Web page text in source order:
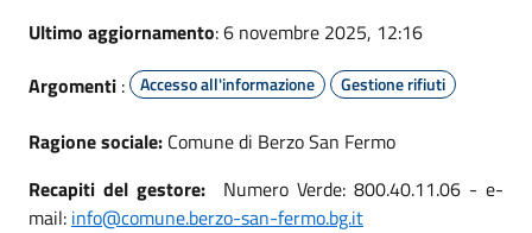
Ultimo aggiornamento: 6 novembre 2025, 12:16
Argomenti : Accesso all'informazione Gestione rifiuti
Ragione sociale: Comune di Berzo San Fermo
Recapiti del gestore: Numero Verde: 800.40.11.06 - e-
mail: info@comune.berzo-san-fermo.bg.it